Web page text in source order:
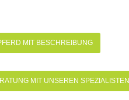
MIT BESCHREIBUNG
MIT UNSEREN SPEZIALISTEN